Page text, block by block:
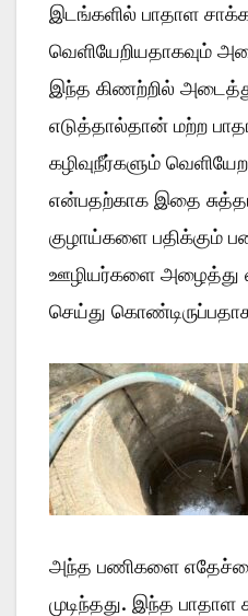
இடங்களில் பாதாள
வெளியேறியதாகவும்
இந்த கிணற்றில்
எடுத்தால்தான் மற்ற
கழிவுநீர்களும்
என்பதற்காக இதை
குழாய்களை பதிக்கும்
ஊழியர்களை அழைத்து
செய்து
அந்த பணிகளை
முடிந்தது. இந்த